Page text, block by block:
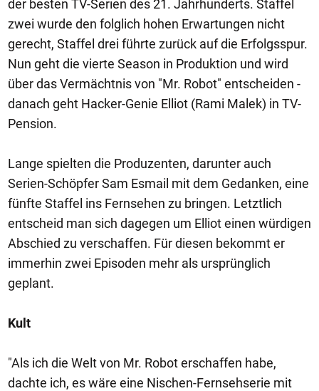
der besten TV-Serien des 21. Jahrhunderts. Staffel
zwei wurde den folglich hohen Erwartungen nicht
gerecht, Staffel drei führte zurück auf die Erfolgsspur.
Nun geht die vierte Season in Produktion und wird
über das Vermächtnis von "Mr. Robot" entscheiden -
danach geht Hacker-Genie Elliot (Rami Malek) in TV-
Pension.
Lange spielten die Produzenten, darunter auch
Serien-Schöpfer Sam Esmail mit dem Gedanken, eine
fünfte Staffel ins Fernsehen zu bringen. Letztlich
entscheid man sich dagegen um Elliot einen würdigen
Abschied zu verschaffen. Für diesen bekommt er
immerhin zwei Episoden mehr als ursprünglich
geplant.
Kult
"Als ich die Welt von Mr. Robot erschaffen habe,
dachte ich, es wäre eine Nischen-Fernsehserie mit